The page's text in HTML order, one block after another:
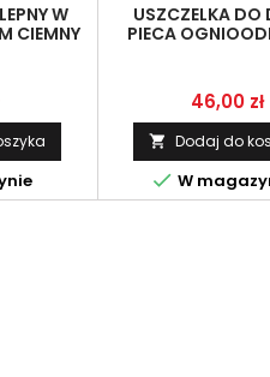
W
CIEMNY
USZCZELKA DO
PIECA
Cena
46,00 zł
 Dodaj do
 W